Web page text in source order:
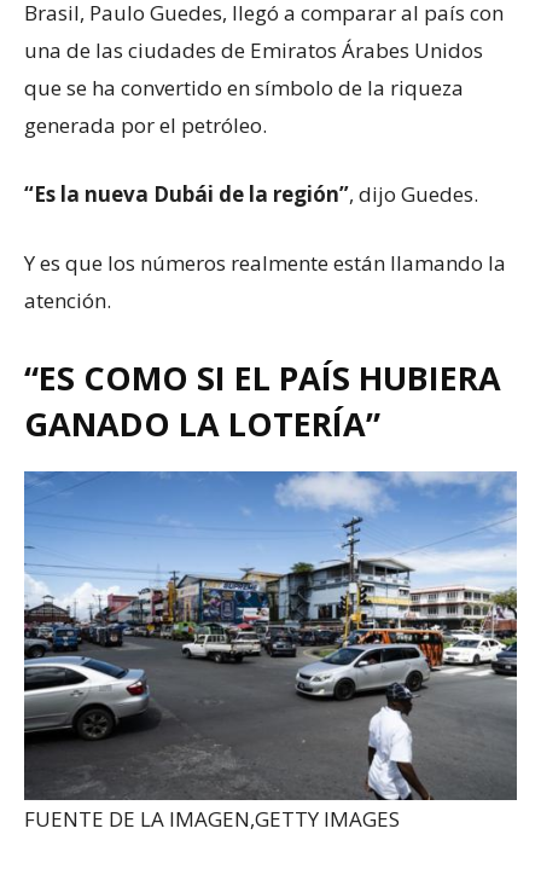
Brasil, Paulo Guedes, llegó a comparar al país con
una de las ciudades de Emiratos Árabes Unidos
que se ha convertido en símbolo de la riqueza
generada por el petróleo.
“Es la nueva Dubái de la región”, dijo Guedes.
Y es que los números realmente están llamando la
atención.
“ES COMO SI EL PAÍS HUBIERA
GANADO LA LOTERÍA”
FUENTE DE LA IMAGEN,GETTY IMAGES